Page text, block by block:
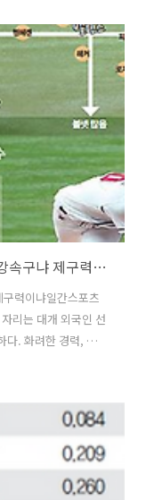
인체의 법칙을 거스
트 상공에 도달하기
적을 포착한 시각정
지 0.25초 안에 근
일반적으로 불가능..
[베이스볼인플레이] 외국인 투수 선택, 강속구냐 제구력이냐
력이냐일간스포츠
리는 대개 외국인 선
다. 화려한 경력, 좋
여러가지를 포함한
성에 따른 차이도 중
국 야구에서 흔하고
징이 될 수 있다. 이
타자에게 더 강하거..